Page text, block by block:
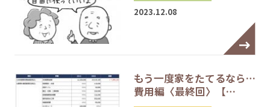
2023.12.08
もう一度家をたてるなら…
費用編〈最終回〉【…